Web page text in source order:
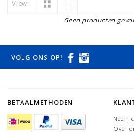
View:
Geen producten
VOLG ONS OP!
BETAALMETHODEN
Neem
Over